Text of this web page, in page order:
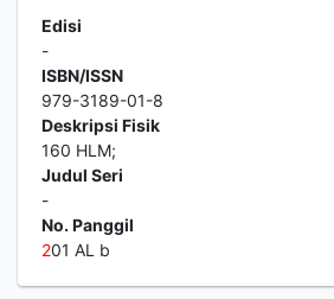
Edisi
-
ISBN/ISSN
979-3189-01-8
Deskripsi Fisik
160 HLM;
Judul Seri
-
No. Panggil
201 AL b